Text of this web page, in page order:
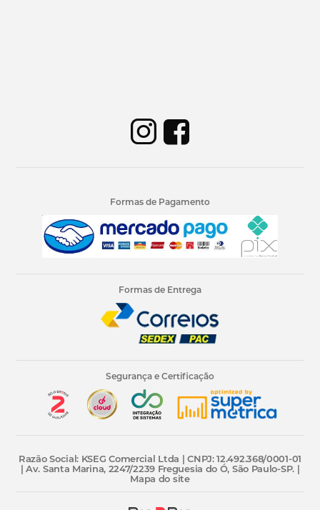
Formas de Pagamento
Formas de Entrega
Segurança e Certificação
Razão Social: KSEG Comercial Ltda | CNPJ: 12.492.368/0001-01
| Av. Santa Marina, 2247/2239 Freguesia do Ó, São Paulo-SP. |
Mapa do site